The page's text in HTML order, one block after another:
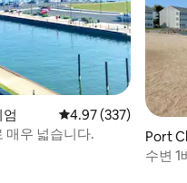
평점 4.97점(5점 만
4.97 (337)
매우 넓습니다.
Port
수변 1